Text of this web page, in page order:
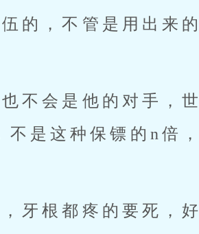
的，不管是用出来的
不会是他的对手，世
是这种保镖的n倍，
牙根都疼的要死，好